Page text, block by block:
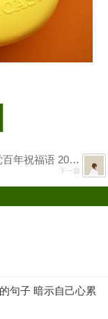
2022建党百年祝福语 2022一句祝福送给党
下一篇
句子 暗示自己心累